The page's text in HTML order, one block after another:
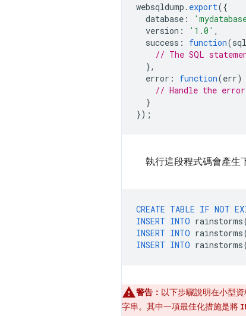
websqldump . export({
database :
version : '1.0' ,
success : function(sql
// The SQL
},
error : function(err)
// Handle the
}
});
執行這段程式碼會產生
CREATE TABLE IF NOT
INSERT INTO rainstorms
INSERT INTO rainstorms
INSERT INTO rainstorms
警告： 以下步驟說明在小型
字串。其中一項最佳化措施是將